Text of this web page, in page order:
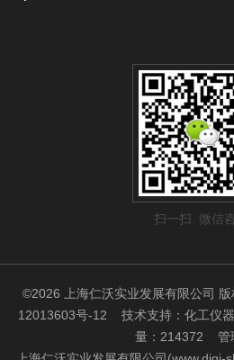
扫一扫 微信
©2026 上海仁沃实业发展有限公司
12013603号-12 技术支持：化工仪
量：214372 管